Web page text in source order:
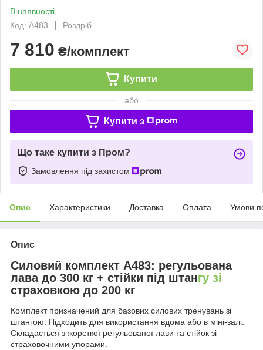
В наявності
Код: А483
Роздріб
7 810 ₴/комплект
Купити
або
Купити з
Що таке купити з Пром?
Замовлення під захистом
Опис Характеристики Доставка Оплата Умови
Опис
Силовий комплект A483: регульована
лава до 300 кг + стійки під штангу зі
страховкою до 200 кг
Комплект призначений для базових силових тренувань зі
штангою. Підходить для використання вдома або в міні-залі.
Складається з жорсткої регульованої лави та стійок зі
страховочними упорами.